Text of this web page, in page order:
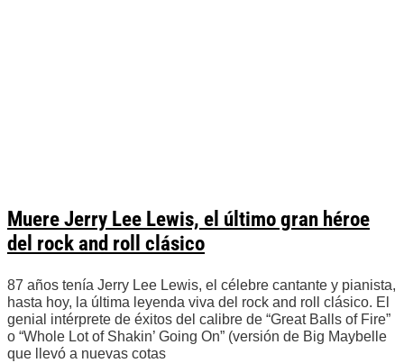
Muere Jerry Lee Lewis, el último gran héroe
del rock and roll clásico
87 años tenía Jerry Lee Lewis, el célebre cantante y pianista,
hasta hoy, la última leyenda viva del rock and roll clásico. El
genial intérprete de éxitos del calibre de “Great Balls of Fire”
o “Whole Lot of Shakin’ Going On” (versión de Big Maybelle
que llevó a nuevas cotas